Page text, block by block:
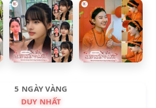
5 NGÀY VÀNG
DUY NHẤT